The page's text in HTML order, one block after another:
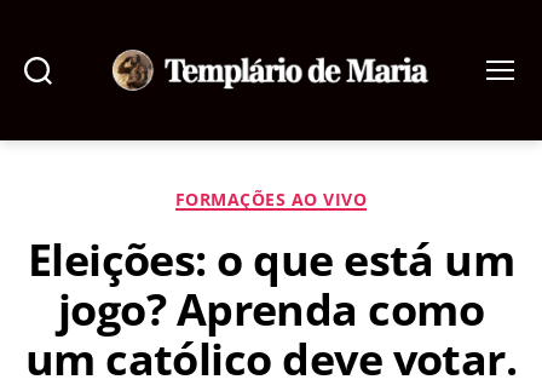
de
Categorias
FORMAÇÕES AO VIVO
Eleições: o que está um
jogo? Aprenda como
um católico deve votar.